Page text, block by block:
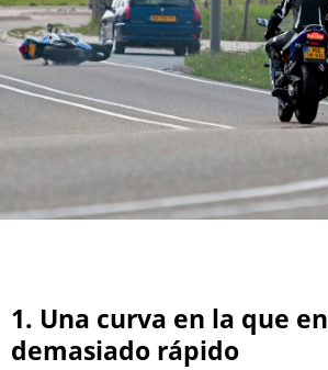
1. Una curva en la que
demasiado rápido